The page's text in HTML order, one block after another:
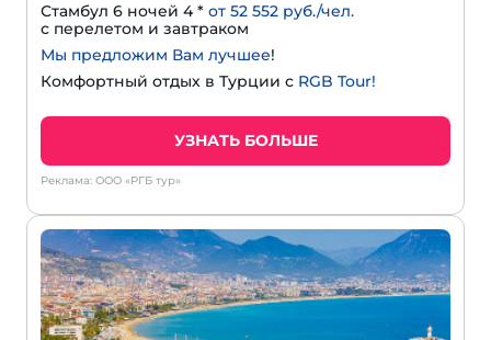
Стамбул 6 ночей 4 * от 52 552 руб./чел.
с перелетом и завтраком
Мы предложим Вам лучшее!
Комфортный отдых в Турции с RGB Tour!
УЗНАТЬ БОЛЬШЕ
Реклама: ООО «РГБ тур»